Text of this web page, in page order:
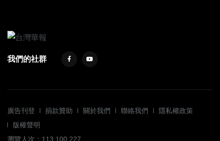
我們的社群
廣告刊登 捐款贊助 關於我們 聯絡我們
隱私權政策
版權聲明
瀏覽人次：113,100,227